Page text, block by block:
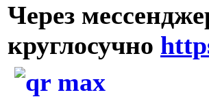
Через
круглосучно